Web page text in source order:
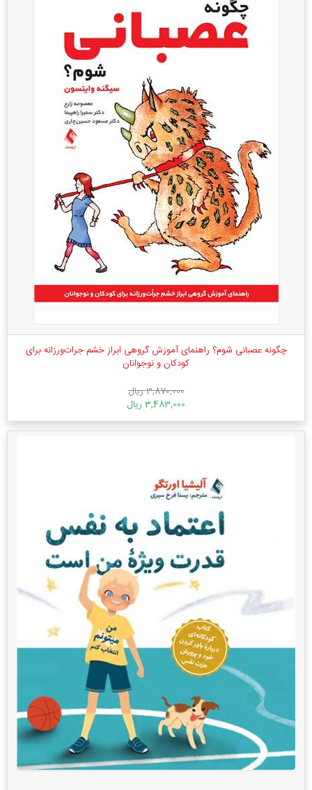
چگونه عصبانی شوم؟ راهنمای آموزش گروهی ابراز خشم جرات‌ورزانه برای
کودکان و نوجوانان
3,870,000 ریال
3,483,000 ریال